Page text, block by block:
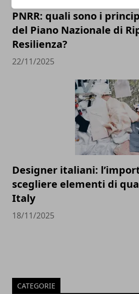
PNRR: quali sono i
del Piano Nazionale di
Resilienza?
22/11/2025
Designer italiani:
scegliere elementi di
Italy
18/11/2025
CATEGORIE